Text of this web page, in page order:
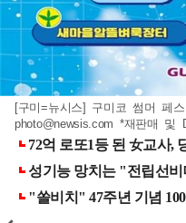
[구미=뉴시스] 구미코 썸머 페
photo@newsis.com *재판매 및